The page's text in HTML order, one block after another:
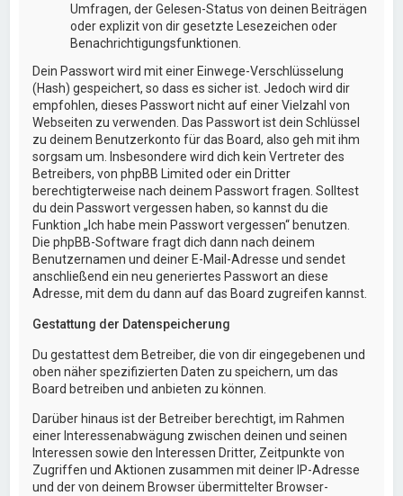
Umfragen, der Gelesen-Status von deinen Beiträgen
oder explizit von dir gesetzte Lesezeichen oder
Benachrichtigungsfunktionen.
Dein Passwort wird mit einer Einwege-Verschlüsselung
(Hash) gespeichert, so dass es sicher ist. Jedoch wird dir
empfohlen, dieses Passwort nicht auf einer Vielzahl von
Webseiten zu verwenden. Das Passwort ist dein Schlüssel
zu deinem Benutzerkonto für das Board, also geh mit ihm
sorgsam um. Insbesondere wird dich kein Vertreter des
Betreibers, von phpBB Limited oder ein Dritter
berechtigterweise nach deinem Passwort fragen. Solltest
du dein Passwort vergessen haben, so kannst du die
Funktion „Ich habe mein Passwort vergessen“ benutzen.
Die phpBB-Software fragt dich dann nach deinem
Benutzernamen und deiner E-Mail-Adresse und sendet
anschließend ein neu generiertes Passwort an diese
Adresse, mit dem du dann auf das Board zugreifen kannst.
Gestattung der Datenspeicherung
Du gestattest dem Betreiber, die von dir eingegebenen und
oben näher spezifizierten Daten zu speichern, um das
Board betreiben und anbieten zu können.
Darüber hinaus ist der Betreiber berechtigt, im Rahmen
einer Interessenabwägung zwischen deinen und seinen
Interessen sowie den Interessen Dritter, Zeitpunkte von
Zugriffen und Aktionen zusammen mit deiner IP-Adresse
und der von deinem Browser übermittelter Browser-